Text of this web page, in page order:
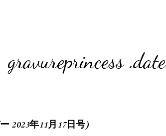
.date
2023年11月17日号)